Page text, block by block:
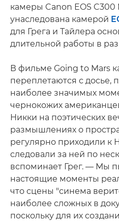
камеры Canon EOS C300
унаследована камерой
для Грега и Тайлера
длительной работы в
В фильме Going to Mars
переплетаются с досье,
наиболее значимых
чернокожих
Никки на поэтических
размышлениях о
регулярно приходили к
следовали за ней по
вспоминает Грег. — Мы
настоящие моменты
что сцены "синема
наиболее сложных в
поскольку для их